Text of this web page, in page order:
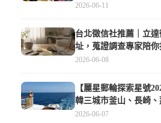
2026-06-11
台北徵信社推薦｜立
址，蒐證調查專家陪
2026-06-08
【麗星郵輪探索星號
韓三城市釜山、長崎
級、表演更新、船上慶
2026-06-07